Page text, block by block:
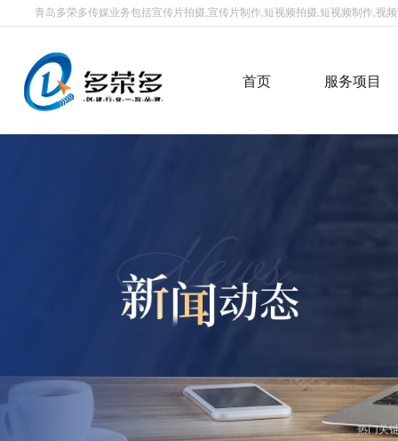
青岛多荣多传媒业务包括宣传片拍摄,宣传片制作,短视频拍摄,短视频制作,视
首页 服务项目
热门关